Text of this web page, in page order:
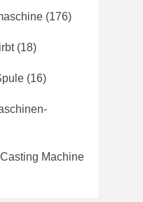
(176)
(18)
(16)
Machine